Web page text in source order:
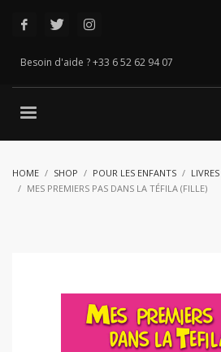
Besoin d'aide ? +33 6 52 62 94 07
HOME SHOP POUR LES ENFANTS
MES PREMIERS PAS DANS LA TÉFILA (FILLE)